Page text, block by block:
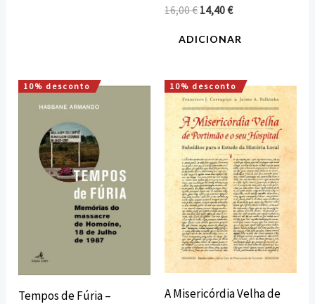
16,00€ 14,40€
ADICIONAR
10% desconto
Tempos de Fúria –
O
preço
era:
12,00 €.
O
preço
é:
10,80 €.
10% desconto
A Misericórdia Velha de
O
preço
original
era:
7,42 €.
O
preço
atual
é:
6,68 €.